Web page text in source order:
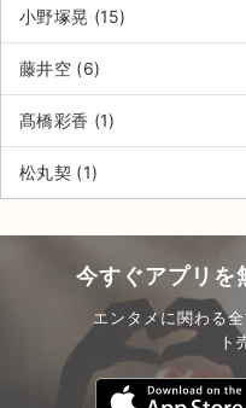
小野塚晃 (15)
藤井空 (6)
髙橋彩香 (1)
松丸契 (1)
今すぐアプリを
エンタメに関わる
ト